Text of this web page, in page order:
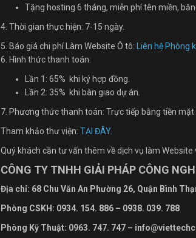
Tặng hosting 6 tháng, miễn phí tên miền,
4. Thời gian thực hiện: 7-15 ngày.
5. Báo giá chi phí Làm Website Ô tô: Liên hệ Phòng
6. Hình thức thanh toán:
Lần 1: 65% khi ký hợp đồng.
Lần 2: 35% khi bàn giao dự án.
7. Phương thức thanh toán: Trực tiếp bằng tiền mặt
Tham khảo thư viện: TẠI ĐÂY.
Quý khách cần tư vấn thêm về dịch vụ làm Website
CÔNG TY TNHH GIẢI PHÁP CÔNG
Địa chỉ: 68 Chu Văn An Phường 26, Quận Bình
Phòng CSKH: 0934. 154. 886 – 0938. 039. 788
Phòng Kỹ Thuật: 0963. 747. 747 –